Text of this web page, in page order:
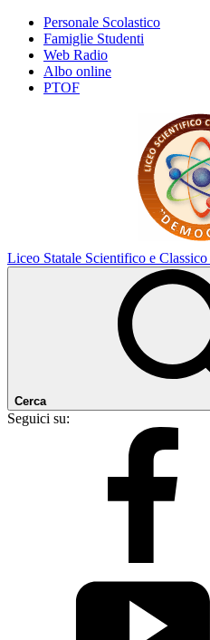
Personale Scolastico
Famiglie Studenti
Web Radio
Albo online
PTOF
Liceo Statale Scientifico e Classico
Cerca
Seguici su: